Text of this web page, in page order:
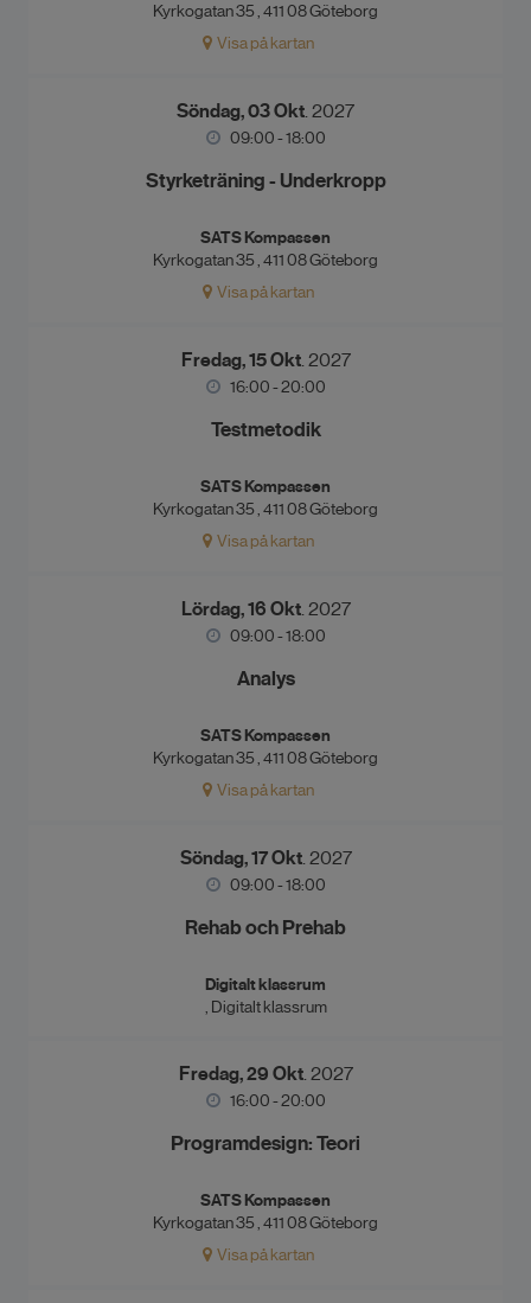
Kyrkogatan 35 , 411 08 Göteborg
Visa på kartan
Söndag, 03 Okt. 2027
09:00 - 18:00
Styrketräning - Underkropp
SATS Kompassen
Kyrkogatan 35 , 411 08 Göteborg
Visa på kartan
Fredag, 15 Okt. 2027
16:00 - 20:00
Testmetodik
SATS Kompassen
Kyrkogatan 35 , 411 08 Göteborg
Visa på kartan
Lördag, 16 Okt. 2027
09:00 - 18:00
Analys
SATS Kompassen
Kyrkogatan 35 , 411 08 Göteborg
Visa på kartan
Söndag, 17 Okt. 2027
09:00 - 18:00
Rehab och Prehab
Digitalt klassrum
, Digitalt klassrum
Fredag, 29 Okt. 2027
16:00 - 20:00
Programdesign: Teori
SATS Kompassen
Kyrkogatan 35 , 411 08 Göteborg
Visa på kartan